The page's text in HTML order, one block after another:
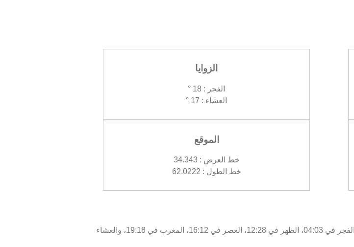
الزوايا
الفجر : 18 °
العشاء : 17 °
الموقع
خط العرض : 34.343
خط الطول : 62.0222
اليوم، الجمعة 07/08/2026 ، أوقات الصلاة في شوراباد هرات كالتالي : الفجر في 04:03، الظهر في 12:28، العصر في 16:12، المغرب في 19:18، والعشاء